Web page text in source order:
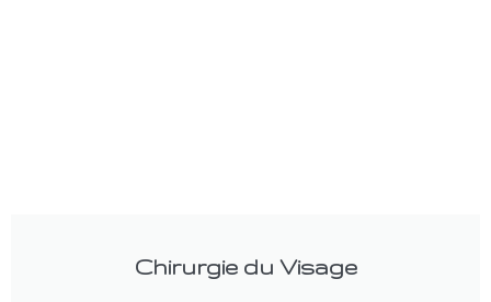
Chirurgie du Visage